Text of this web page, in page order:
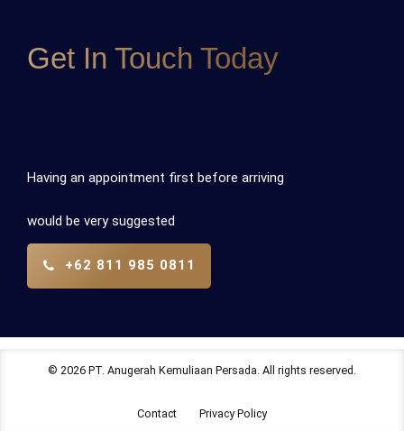
Get In Touch Today
Having an appointment first before arriving
would be very suggested
+62 811 985 0811
© 2026 PT. Anugerah Kemuliaan Persada. All rights reserved.
Contact Privacy Policy